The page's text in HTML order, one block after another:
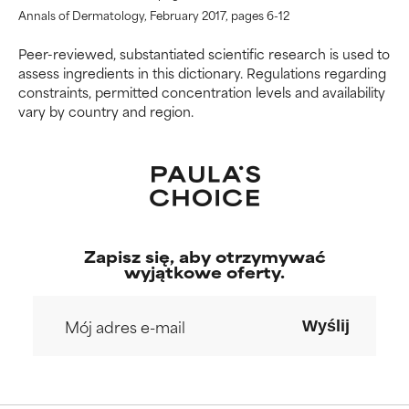
Annals of Dermatology, February 2017, pages 6-12
Peer-reviewed, substantiated scientific research is used to
assess ingredients in this dictionary. Regulations regarding
constraints, permitted concentration levels and availability
vary by country and region.
WORST
podrażnienie, stan zapalny,
suchość itp. Może przynosić
korzyści w niektórych
aspektach, ale ogólnie
BRAK OCENY
mieliśmy okazji przeanalizować
badań na jego temat.
WORST
podrażnienie, stan zapalny,
suchość itp. Może przynosić
korzyści w niektórych
aspektach, ale ogólnie
BRAK OCENY
mieliśmy okazji przeanalizować
badań na jego temat.
Zapisz się, aby otrzymywać
wyjątkowe oferty.
Wyślij